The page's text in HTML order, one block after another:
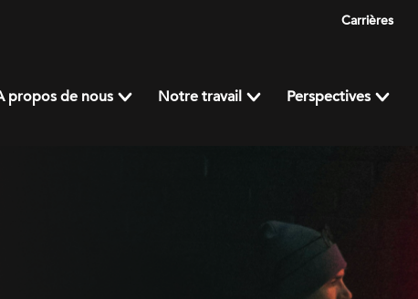
Carrières
propos de nous Notre travail Perspectives